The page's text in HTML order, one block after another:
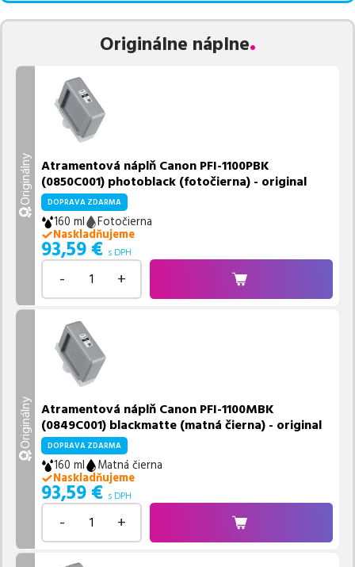
Originálne náplne
Originálny Atramentová náplň Canon PFI-1100PBK
(0850C001) photoblack (fotočierna) - original
DOPRAVA ZDARMA
160 ml
Fotočierna
Naskladňujeme
93,59 € s DPH
- +
Originálny Atramentová náplň Canon PFI-1100MBK
(0849C001) blackmatte (matná čierna) - original
DOPRAVA ZDARMA
160 ml
Matná čierna
Naskladňujeme
93,59 € s DPH
- +